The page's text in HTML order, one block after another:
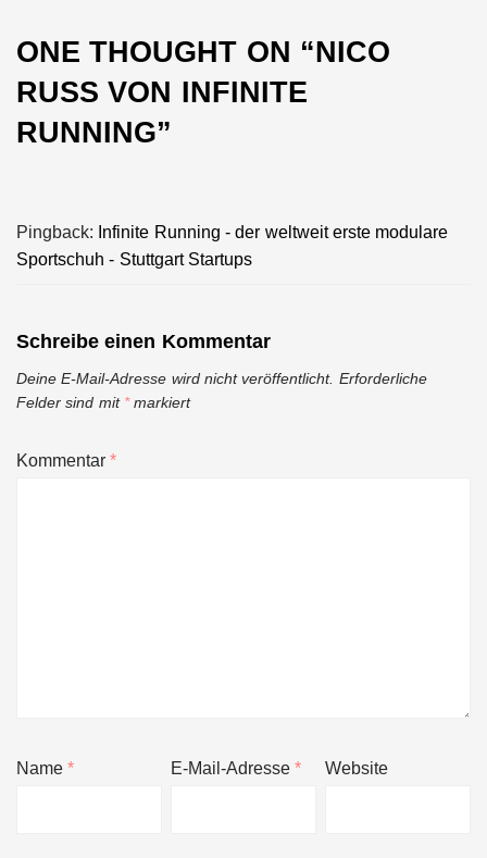
ONE THOUGHT ON “NICO
RUSS VON INFINITE
RUNNING”
Pingback: Infinite Running - der weltweit erste modulare
Sportschuh - Stuttgart Startups
Schreibe einen Kommentar
Deine E-Mail-Adresse wird nicht veröffentlicht. Erforderliche
Felder sind mit *markiert
Kommentar*
Name* E-Mail-Adresse* Website